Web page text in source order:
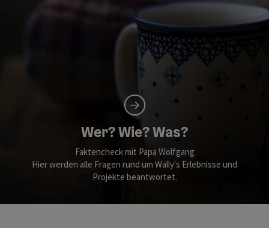
Wer? Wie? Was?
Faktencheck mit Papa Wolfgang
Hier werden alle Fragen rund um Wally's Erlebnisse und
Projekte beantwortet.